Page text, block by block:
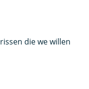
die we willen